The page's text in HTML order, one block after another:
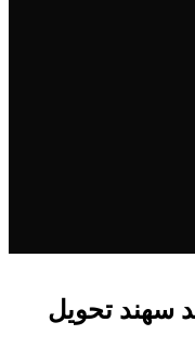
سهند تحویل